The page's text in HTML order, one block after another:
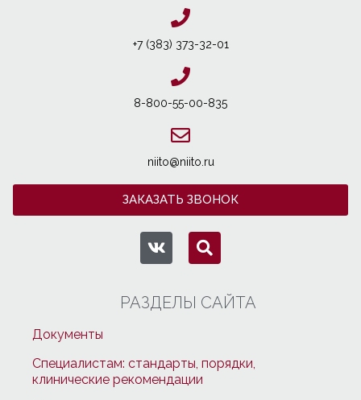
+7 (383) 373-32-01
8-800-55-00-835
niito@niito.ru
ЗАКАЗАТЬ ЗВОНОК
РАЗДЕЛЫ САЙТА
Документы
Специалистам: стандарты, порядки,
клинические рекомендации